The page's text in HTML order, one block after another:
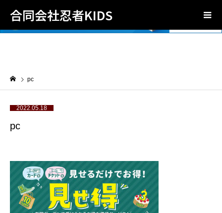
合同会社忍者KIDS
pc
2022.05.18
pc